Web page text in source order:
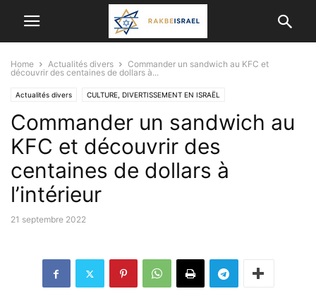
Home Actualités divers
Commander un sandwich au KFC et
découvrir des centaines de dollars à...
Actualités divers CULTURE, DIVERTISSEMENT EN ISRAËL
INFORMATIONS ÉTRANGÈRES
Commander un sandwich au
KFC et découvrir des
centaines de dollars à
l’intérieur
21 septembre 2022